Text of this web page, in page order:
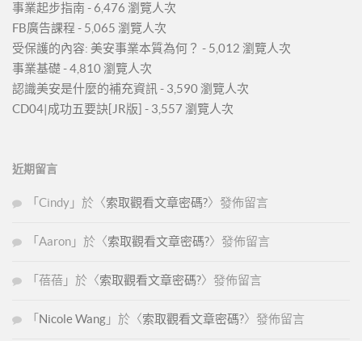
事業起步指南 - 6,476 瀏覽人次
FB廣告課程 - 5,065 瀏覽人次
受保護的內容: 美安事業本質為何？ - 5,012 瀏覽人次
事業基礎- 4,810 瀏覽人次
認識美安是什麼的補充資訊 - 3,590 瀏覽人次
CD04|成功五要訣[JR版] - 3,557 瀏覽人次
近期留言
「 Cindy 」於〈索取觀看文章密碼?〉發佈留言
「 Aaron 」於〈索取觀看文章密碼?〉發佈留言
「 蓓蓓 」於〈索取觀看文章密碼?〉發佈留言
「 Nicole Wang 」於〈索取觀看文章密碼?〉發佈留言